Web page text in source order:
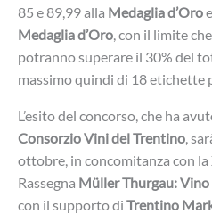
85 e 89,99 alla Medaglia d’Oro
Medaglia d’Oro, con il limite
potranno superare il 30% del
massimo quindi di 18 etichette
L’esito del concorso, che ha
Consorzio Vini del Trentino,
ottobre, in concomitanza con
Rassegna Müller Thurgau:
con il supporto di Trentino